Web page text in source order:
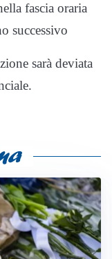
fascia oraria
successivo
sarà deviata